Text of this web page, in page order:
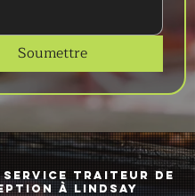
Soumettre
service traiteur de
à Lindsay